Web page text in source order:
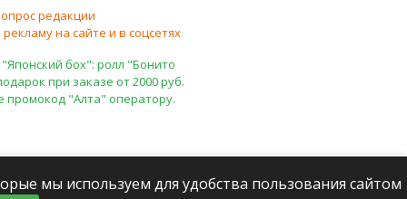
редакции
на сайте и в соцсетях
бох": ролл "Бонито
при заказе от 2000 руб.
промокод "Алта" оператору.
мы используем для удобства пользования сайтом